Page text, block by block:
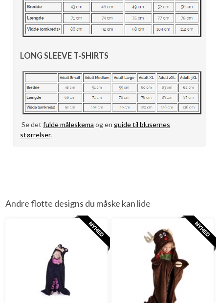
LONG SLEEVE T-SHIRTS
Se detfulde måleskema og enguide til blusernes
størrelser.
Andre flotte designs du måske kan lide